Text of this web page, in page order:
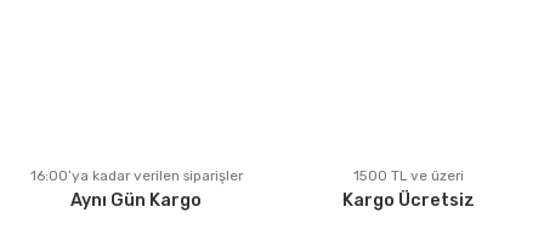
Ürün fiyatı diğer sitelerden daha pahalı.
Bu ürüne benzer farklı alternatifler olmalı.
16:00’ya kadar verilen siparişler
Aynı Gün Kargo
1500 TL ve üzeri
Kargo Ücretsiz